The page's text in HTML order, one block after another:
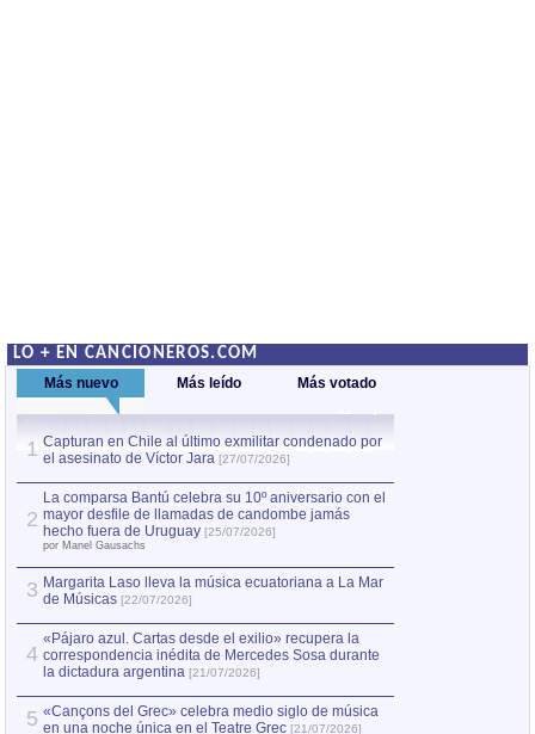
LO + EN CANCIONEROS.COM
Más nuevo Más leído Más votado
1 Capturan en Chile al último exmilitar condenado por
el asesinato de Víctor Jara [27/07/2026]
2
La comparsa Bantú celebra su 10º aniversario con el
mayor desfile de llamadas de candombe jamás
hecho fuera de Uruguay [25/07/2026]
por Manel Gausachs
3 Margarita Laso lleva la música ecuatoriana a La Mar
de Músicas [22/07/2026]
4
«Pájaro azul. Cartas desde el exilio» recupera la
correspondencia inédita de Mercedes Sosa durante
la dictadura argentina [21/07/2026]
5 «Cançons del Grec» celebra medio siglo de música
en una noche única en el Teatre Grec [21/07/2026]